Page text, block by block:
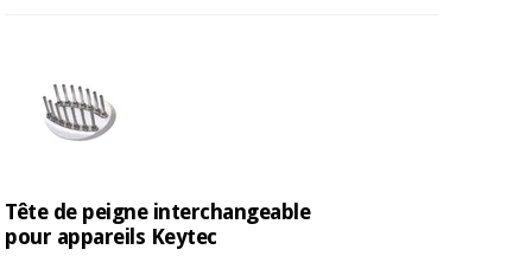
Tête de peigne interchangeable
pour appareils Keytec